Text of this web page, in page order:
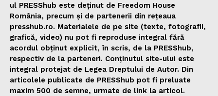
ul PRESShub este deținut de Freedom House
România, precum și de partenerii din rețeaua
presshub.ro. Materialele de pe site (texte, fotografii,
grafică, video) nu pot fi reproduse integral fără
acordul obținut explicit, în scris, de la PRESShub,
respectiv de la parteneri. Conținutul site-ului este
integral protejat de Legea Dreptului de Autor. Din
articolele publicate de PRESShub pot fi preluate
maxim 500 de semne, urmate de link la articol.